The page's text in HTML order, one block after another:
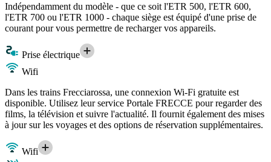
Indépendamment du modèle - que ce soit l'ETR 500, l'ETR 600,
l'ETR 700 ou l'ETR 1000 - chaque siège est équipé d'une prise de
courant pour vous permettre de recharger vos appareils.
Prise électrique
Wifi
Dans les trains Frecciarossa, une connexion Wi-Fi gratuite est
disponible. Utilisez leur service Portale FRECCE pour regarder des
films, la télévision et suivre l'actualité. Il fournit également des mises
à jour sur les voyages et des options de réservation supplémentaires.
Wifi